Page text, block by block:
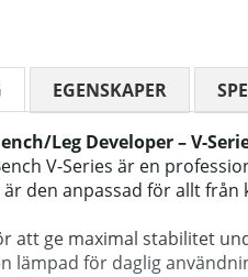
Leg Developer – V-
V-Series är en
den anpassad för allt
att ge maximal stabilitet
lämpad för daglig
EGENSKAPER